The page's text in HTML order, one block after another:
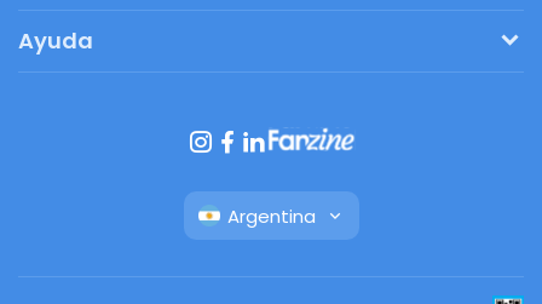
Regalos originales
Ayuda
Botón de arrepentimiento
Argentina